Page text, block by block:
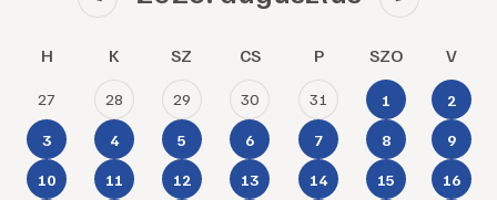
H K SZ CS P SZO V
27 28 29 30 31 1 2
3 4 5 6 7 8 9
10 11 12 13 14 15 16